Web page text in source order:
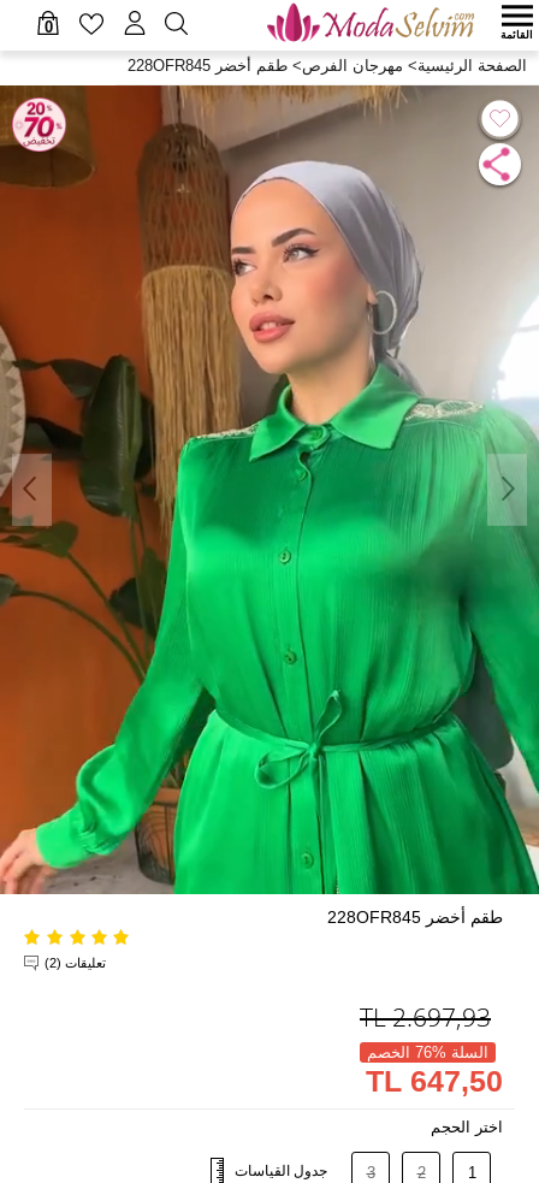
0 القائمة
الصفحة الرئيسية> مهرجان الفرص> طقم أخضر 228OFR845
طقم أخضر 228OFR845
تعليقات (2)
2.697,93
TL
السلة %76 الخصم
647,50 TL
اختر الحجم
1
2
3 جدول القياسات